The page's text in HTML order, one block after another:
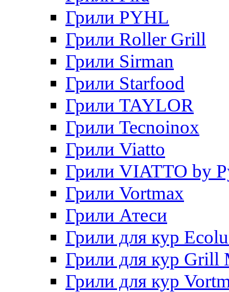
Грили PYHL
Грили Roller Grill
Грили Sirman
Грили Starfood
Грили TAYLOR
Грили Tecnoinox
Грили Viatto
Грили VIATTO by
Грили Vortmax
Грили Атеси
Грили для кур
Грили для кур Grill
Грили для кур